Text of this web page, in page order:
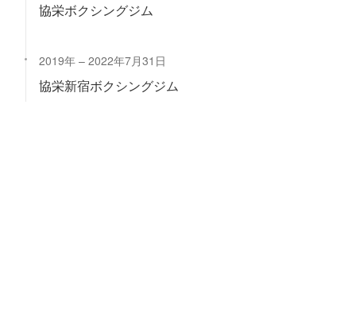
協栄ボクシングジム
2019年 2022年7月31日
協栄新宿ボクシングジム